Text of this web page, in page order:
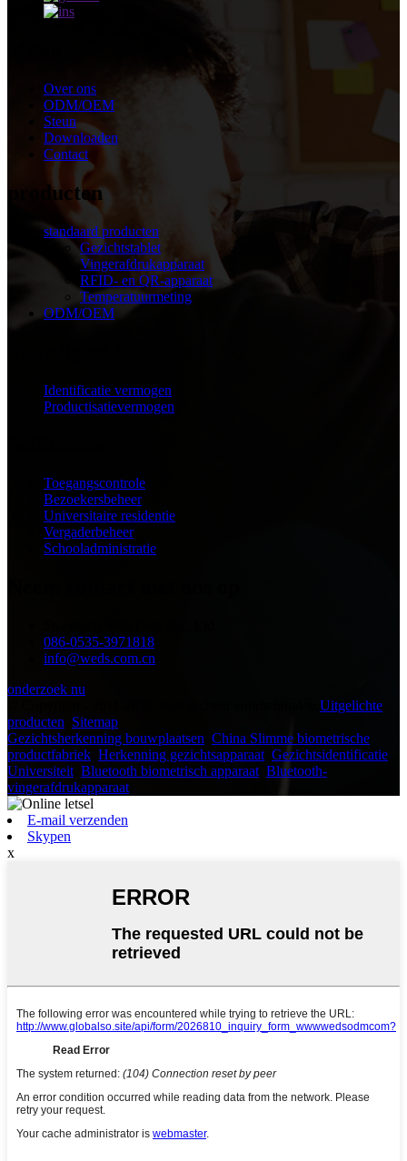
Over ons
ODM/OEM
Steun
Downloaden
Contact
producten
standaard producten
Gezichtstablet
Vingerafdrukapparaat
RFID- en QR-apparaat
Temperatuurmeting
ODM/OEM
Identificatie vermogen
Productisatievermogen
Toegangscontrole
Bezoekersbeheer
Universitaire residentie
Vergaderbeheer
Schooladministratie
086-0535-3971818
info@weds.com.cn
onderzoek nu
Uitgelichte
producten Sitemap
Gezichtsherkenning bouwplaatsen China Slimme biometrische
productfabriek Herkenning gezichtsapparaat Gezichtsidentificatie
Universiteit Bluetooth biometrisch apparaat Bluetooth-
vingerafdrukapparaat
E-mail verzenden
Skypen
x